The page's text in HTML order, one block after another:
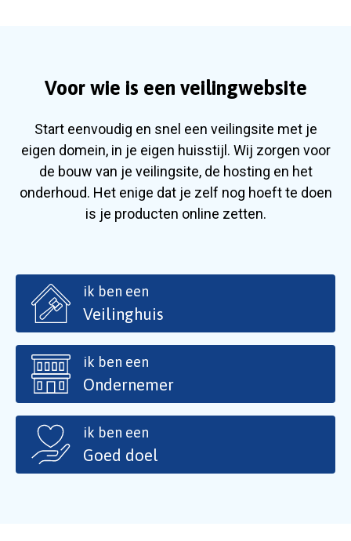
Voor wie is een veilingwebsite
Start eenvoudig en snel een veilingsite met je
eigen domein, in je eigen huisstijl. Wij zorgen voor
de bouw van je veilingsite, de hosting en het
onderhoud. Het enige dat je zelf nog hoeft te doen
is je producten online zetten.
ik ben een
Veilinghuis
ik ben een
Ondernemer
ik ben een
Goed doel